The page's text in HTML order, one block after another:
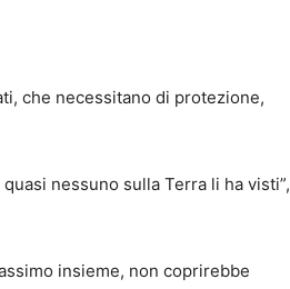
che necessitano di protezione,
nessuno sulla Terra li ha visti”,
insieme, non coprirebbe